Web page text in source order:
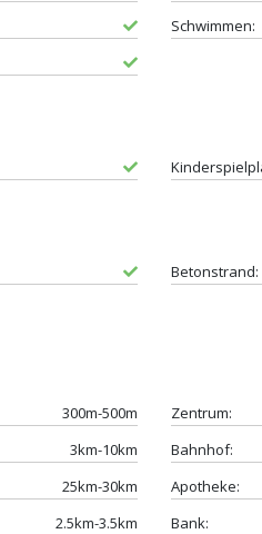
Schwimmen:
Betonstrand:
300m-500m Zentrum:
3km-10km Bahnhof:
25km-30km Apotheke:
2.5km-3.5km Bank: